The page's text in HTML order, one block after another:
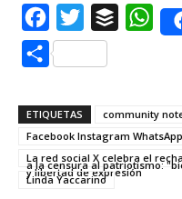
Facebook
Twitter Buffer
Compartir
ETIQUETAS community
Facebook Instagram
La red social X celebra el
a la censura al patriotismo:
y libertad de expresión
Linda Yaccarino